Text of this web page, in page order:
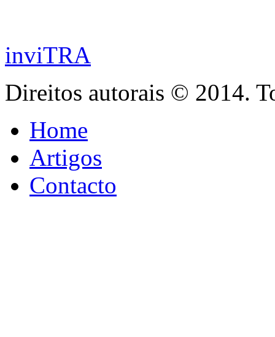
inviTRA
Direitos autorais © 2014.
Home
Artigos
Contacto